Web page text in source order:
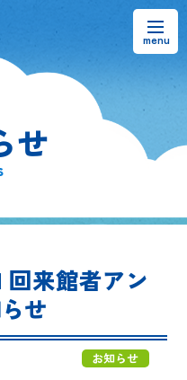
館とは
ィールド
せ
せ
来館者アン
せ
お知らせ